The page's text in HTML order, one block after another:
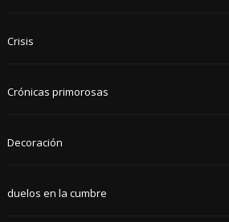
Crisis
Crónicas primorosas
Decoración
duelos en la cumbre